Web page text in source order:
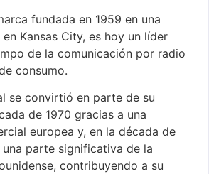
fundada en 1959 en una
Kansas City, es hoy un líder
de la comunicación por radio
consumo.
se convirtió en parte de su
de 1970 gracias a una
europea y, en la década de
parte significativa de la
contribuyendo a su